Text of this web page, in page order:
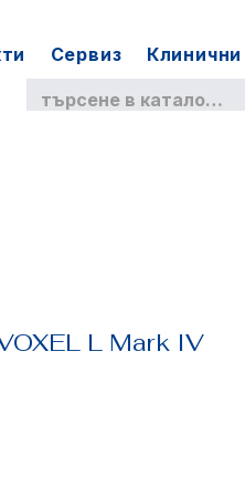
Сервиз
L Mark IV